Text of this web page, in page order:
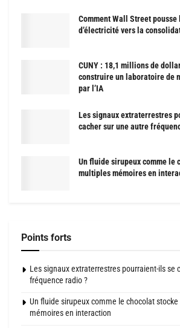
Comment Wall Street
d’électricité vers la
CUNY : 18,1 millions de
construire un laboratoire de
par l’IA
Les signaux extraterrestres
cacher sur une autre
Un fluide sirupeux comme le
multiples mémoires en
Points forts
Les signaux extraterrestres pourraient-ils se
fréquence radio ?
Un fluide sirupeux comme le chocolat
mémoires en interaction